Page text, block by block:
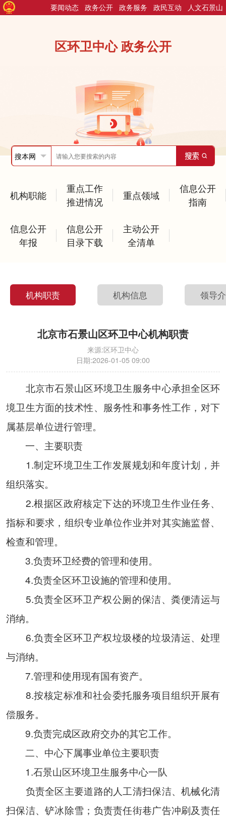
人文石景山
政民互动
政务服务
政务公开
要闻动态
区环卫中心 政务公开
机构职能
重点工作
推进情况
重点领域
信息公开
指南
信息公开
年报
信息公开
目录下载
主动公开
全清单
机构职责 机构信息 领导
北京市石景山区环卫中心机构职责
来源:区环卫中心
日期:2026-01-05 09:00
北京市石景山区环境卫生服务中心承担全区环
境卫生方面的技术性、服务性和事务性工作，对下
属基层单位进行管理。
一、主要职责
1.制定环境卫生工作发展规划和年度计划，并
组织落实。
2.根据区政府核定下达的环境卫生作业任务、
指标和要求，组织专业单位作业并对其实施监督、
检查和管理。
3.负责环卫经费的管理和使用。
4.负责全区环卫设施的管理和使用。
5.负责全区环卫产权公厕的保洁、粪便清运与
消纳。
6.负责全区环卫产权垃圾楼的垃圾清运、处理
与消纳。
7.管理和使用现有国有资产。
8.按核定标准和社会委托服务项目组织开展有
偿服务。
9.负责完成区政府交办的其它工作。
二、中心下属事业单位主要职责
1.石景山区环境卫生服务中心一队
负责全区主要道路的人工清扫保洁、机械化清
扫保洁、铲冰除雪；负责责任街巷广告冲刷及责任